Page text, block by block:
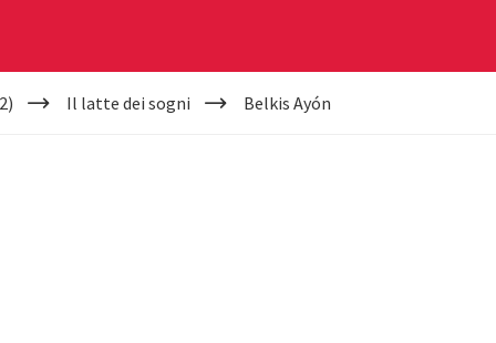
Il latte dei sogni Belkis Ayón